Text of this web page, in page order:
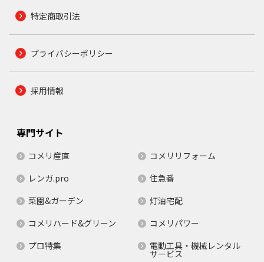
特定商取引法
プライバシーポリシー
採用情報
専門サイト
コメリ産直
コメリリフォーム
レンガ.pro
住急番
菜園&ガーデン
灯油宅配
コメリハード&グリーン
コメリパワー
プロ特集
電動工具・機械レンタル
サービス